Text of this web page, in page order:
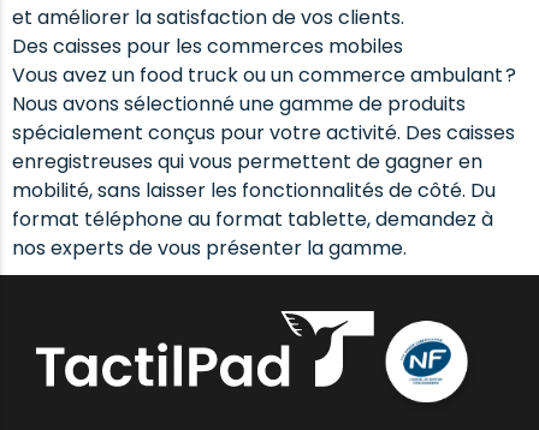
et améliorer la satisfaction de vos clients.
Des caisses pour les commerces mobiles
Vous avez un food truck ou un commerce ambulant ?
Nous avons sélectionné une gamme de produits
spécialement conçus pour votre activité. Des caisses
enregistreuses qui vous permettent de gagner en
mobilité, sans laisser les fonctionnalités de côté. Du
format téléphone au format tablette, demandez à
nos experts de vous présenter la gamme.